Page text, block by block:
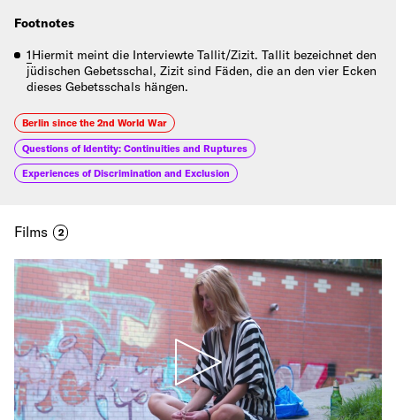
Footnotes
1Hiermit meint die Interviewte Tallit/Zizit. Tallit bezeichnet den
jüdischen Gebetsschal, Zizit sind Fäden, die an den vier Ecken
dieses Gebetsschals hängen.
Berlin since the 2nd World War
Questions of Identity: Continuities and Ruptures
Experiences of Discrimination and Exclusion
Films 2